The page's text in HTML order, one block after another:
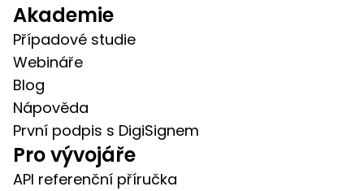
Akademie
Případové studie
Webináře
Blog
Nápověda
První podpis s DigiSignem
Pro vývojáře
API referenční příručka